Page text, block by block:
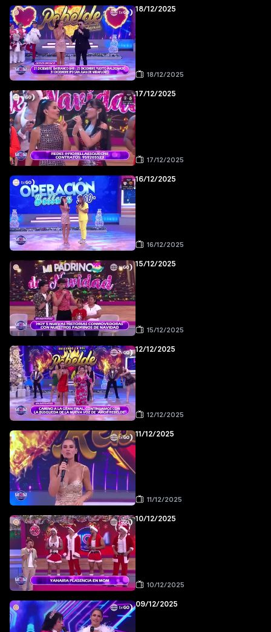
18/12/2025
18/12/2025
17/12/2025
17/12/2025
16/12/2025
16/12/2025
15/12/2025
15/12/2025
12/12/2025
12/12/2025
11/12/2025
11/12/2025
10/12/2025
10/12/2025
09/12/2025